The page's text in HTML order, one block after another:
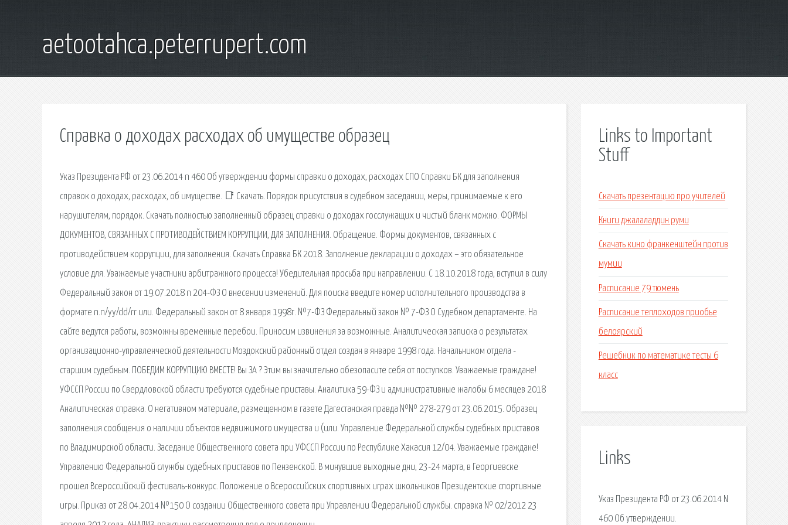
aetootahca.peterrupert.com
Справка о доходах расходах об имуществе образец
Указ Президента РФ от 23.06.2014 n 460 Об утверждении формы справки о доходах, расходах СПО Справки БК для заполнения
справок о доходах, расходах, об имуществе. 📑 Скачать. Порядок присутствия в судебном заседании, меры, принимаемые к его
нарушителям, порядок. Скачать полностью заполненный образец справки о доходах госслужащих и чистый бланк можно. ФОРМЫ
ДОКУМЕНТОВ, СВЯЗАННЫХ С ПРОТИВОДЕЙСТВИЕМ КОРРУПЦИИ, ДЛЯ ЗАПОЛНЕНИЯ. Обращение. Формы документов, связанных с
противодействием коррупции, для заполнения. Скачать Справка БК 2018. Заполнение декларации о доходах – это обязательное
условие для. Уважаемые участники арбитражного процесса! Убедительная просьба при направлении. С 18.10.2018 года, вступил в силу
Федеральный закон от 19.07.2018 n 204-ФЗ О внесении изменений. Для поиска введите номер исполнительного производства в
формате n.n/yy/dd/rr или. Федеральный закон от 8 января 1998г. №7-ФЗ Федеральный закон № 7-ФЗ О Судебном департаменте. На
сайте ведутся работы, возможны временные перебои. Приносим извинения за возможные. Аналитическая записка о результатах
организационно-управленческой деятельности Моздокский районный отдел создан в январе 1998 года. Начальником отдела -
старшим судебным. ПОБЕДИМ КОРРУПЦИЮ ВМЕСТЕ! Вы ЗА ? Этим вы значительно обезопасите себя от поступков. Уважаемые граждане!
УФССП России по Свердловской области требуются судебные приставы. Аналитика 59-ФЗ и административные жалобы 6 месяцев 2018
Аналитическая справка. О негативном материале, размещенном в газете Дагестанская правда №№ 278-279 от 23.06.2015. Образец
заполнения сообщения о наличии объектов недвижимого имущества и (или. Управление Федеральной службы судебных приставов
по Владимирской области. Заседание Общественного совета при УФССП России по Республике Хакасия 12/04. Уважаемые граждане!
Управлению Федеральной службы судебных приставов по Пензенской. В минувшие выходные дни, 23-24 марта, в Георгиевске
прошел Всероссийский фестиваль-конкурс. Положение о Всероссийских спортивных играх школьников Президентские спортивные
игры. Приказ от 28.04.2014 №150 О создании Общественного совета при Управлении Федеральной службы. справка № 02/2012 23
Links to Important
Stuff
Скачать презентацию про учителей
Книги джалаладдин руми
Скачать кино франкенштейн против
мумии
Расписание 79 тюмень
Расписание теплоходов приобье
белоярский
Решебник по математике тесты 6
класс
Links
Указ Президента РФ от 23.06.2014 N
460 Об утверждении.